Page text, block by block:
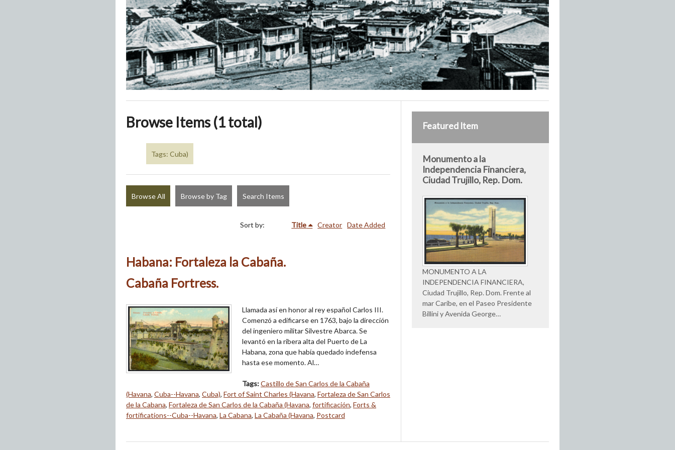
Browse Items (1 total)
Tags: Cuba)
Browse All Browse by Tag Search Items
Sort by: Title Creator Date Added
Habana: Fortaleza la Cabaña.
Cabaña Fortress.
Llamada así en honor al rey español Carlos III.
Comenzó a edificarse en 1763, bajo la dirección
del ingeniero militar Silvestre Abarca. Se
levantó en la ribera alta del Puerto de La
Habana, zona que había quedado indefensa
hasta ese momento. Al…
Tags:Castillo de San Carlos de la Cabaña
(Havana, Cuba--Havana, Cuba), Fort of Saint Charles (Havana, Fortaleza de San Carlos
de la Cabana, Fortaleza de San Carlos de la Cabaña (Havana, fortificación, Forts &
fortifications--Cuba--Havana, La Cabana, La Cabaña (Havana, Postcard
Featured Item
Monumento a la
Independencia Financiera,
Ciudad Trujillo, Rep. Dom.
MONUMENTO A LA
INDEPENDENCIA FINANCIERA,
Ciudad Trujillo, Rep. Dom. Frente al
mar Caribe, en el Paseo Presidente
Billini y Avenida George…